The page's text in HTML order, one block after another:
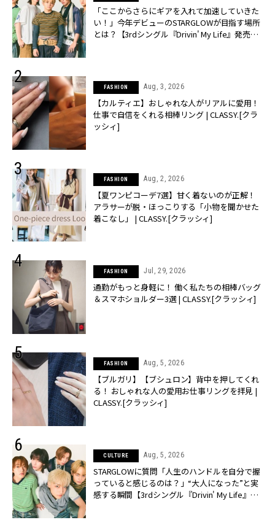
「ここからさらにギアを入れて加速していきた
い！」今年デビューのSTARGLOWが目指す場所
とは？【3rdシングル『Drivin' My Life』発売】 |
FASHION Aug, 3, 2026
【カルティエ】おしゃれな人がリアルに愛用！
仕事で自信をくれる相棒リング | CLASSY.[クラ
ッシィ]
FASHION Aug, 2, 2026
【夏ワンピコーデ7選】甘く着ないのが正解！
アラサーが脱・ほっこりする「小物を聞かせた
着こなし」 | CLASSY.[クラッシィ]
FASHION Jul, 29, 2026
通勤がもっと身軽に！ 働く私たちの相棒バッグ
＆スマホショルダー3選 | CLASSY.[クラッシィ]
FASHION Aug, 5, 2026
【ブルガリ】【ブシュロン】背中を押してくれ
る！ おしゃれな人の愛用お仕事リングを拝見 |
CLASSY.[クラッシィ]
CULTURE Aug, 5, 2026
STARGLOWに質問「人生のハンドルを自分で握
っていると感じるのは？」“大️人になった”と実
感する瞬間【3rdシングル『Drivin' My Life』発